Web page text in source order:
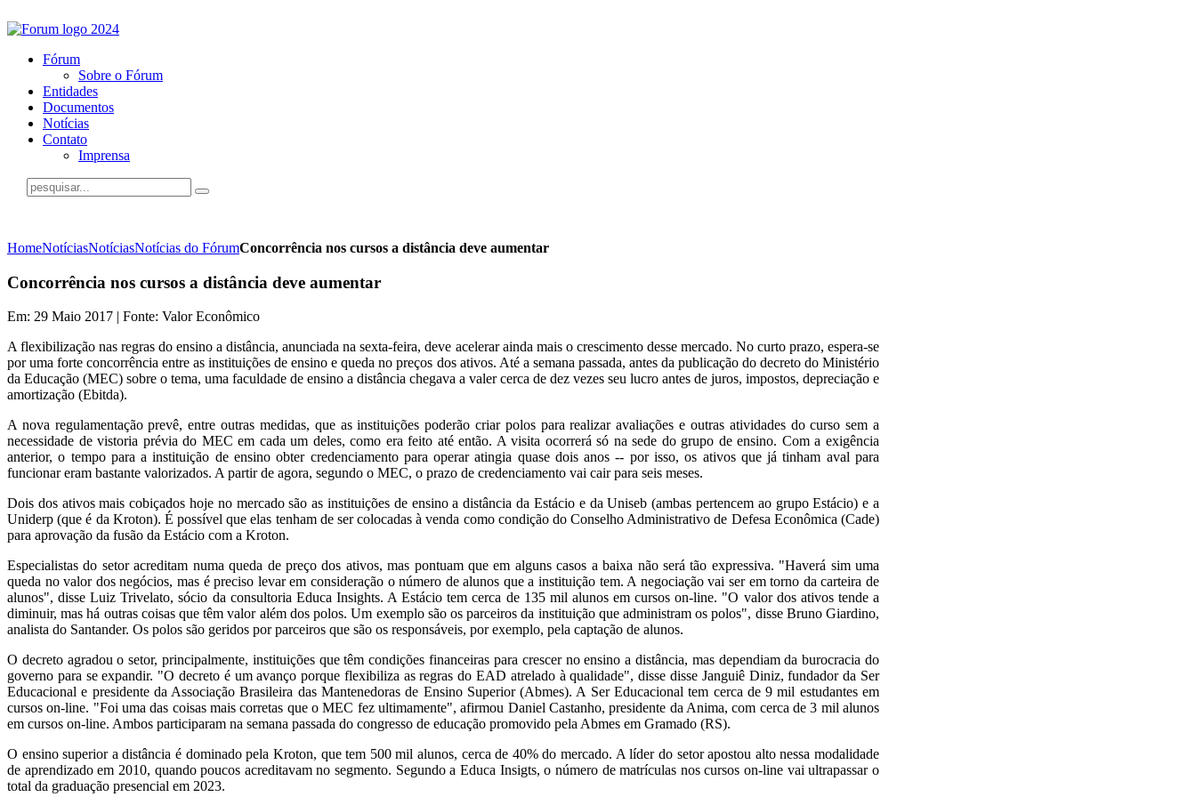
Fórum
Sobre o Fórum
Entidades
Documentos
Notícias
Contato
Imprensa
HomeNotíciasNotíciasNotícias do FórumConcorrência nos cursos a distância deve aumentar
Concorrência nos cursos a distância deve aumentar
Em: 29 Maio 2017 | Fonte: Valor Econômico
A flexibilização nas regras do ensino a distância, anunciada na sexta-feira, deve acelerar ainda mais o crescimento desse mercado. No curto prazo, espera-se
por uma forte concorrência entre as instituições de ensino e queda no preços dos ativos. Até a semana passada, antes da publicação do decreto do Ministério
da Educação (MEC) sobre o tema, uma faculdade de ensino a distância chegava a valer cerca de dez vezes seu lucro antes de juros, impostos, depreciação e
amortização (Ebitda).
A nova regulamentação prevê, entre outras medidas, que as instituições poderão criar polos para realizar avaliações e outras atividades do curso sem a
necessidade de vistoria prévia do MEC em cada um deles, como era feito até então. A visita ocorrerá só na sede do grupo de ensino. Com a exigência
anterior, o tempo para a instituição de ensino obter credenciamento para operar atingia quase dois anos -- por isso, os ativos que já tinham aval para
funcionar eram bastante valorizados. A partir de agora, segundo o MEC, o prazo de credenciamento vai cair para seis meses.
Dois dos ativos mais cobiçados hoje no mercado são as instituições de ensino a distância da Estácio e da Uniseb (ambas pertencem ao grupo Estácio) e a
Uniderp (que é da Kroton). É possível que elas tenham de ser colocadas à venda como condição do Conselho Administrativo de Defesa Econômica (Cade)
para aprovação da fusão da Estácio com a Kroton.
Especialistas do setor acreditam numa queda de preço dos ativos, mas pontuam que em alguns casos a baixa não será tão expressiva. "Haverá sim uma
queda no valor dos negócios, mas é preciso levar em consideração o número de alunos que a instituição tem. A negociação vai ser em torno da carteira de
alunos", disse Luiz Trivelato, sócio da consultoria Educa Insights. A Estácio tem cerca de 135 mil alunos em cursos on-line. "O valor dos ativos tende a
diminuir, mas há outras coisas que têm valor além dos polos. Um exemplo são os parceiros da instituição que administram os polos", disse Bruno Giardino,
analista do Santander. Os polos são geridos por parceiros que são os responsáveis, por exemplo, pela captação de alunos.
O decreto agradou o setor, principalmente, instituições que têm condições financeiras para crescer no ensino a distância, mas dependiam da burocracia do
governo para se expandir. "O decreto é um avanço porque flexibiliza as regras do EAD atrelado à qualidade", disse disse Janguiê Diniz, fundador da Ser
Educacional e presidente da Associação Brasileira das Mantenedoras de Ensino Superior (Abmes). A Ser Educacional tem cerca de 9 mil estudantes em
cursos on-line. "Foi uma das coisas mais corretas que o MEC fez ultimamente", afirmou Daniel Castanho, presidente da Anima, com cerca de 3 mil alunos
em cursos on-line. Ambos participaram na semana passada do congresso de educação promovido pela Abmes em Gramado (RS).
O ensino superior a distância é dominado pela Kroton, que tem 500 mil alunos, cerca de 40% do mercado. A líder do setor apostou alto nessa modalidade
de aprendizado em 2010, quando poucos acreditavam no segmento. Segundo a Educa Insigts, o número de matrículas nos cursos on-line vai ultrapassar o
total da graduação presencial em 2023.